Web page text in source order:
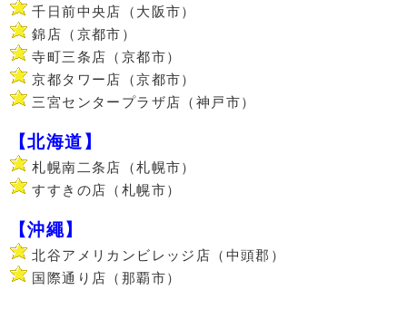
千日前中央店（大阪市）
錦店（京都市）
寺町三条店（京都市）
京都タワー店（京都市）
三宮センタープラザ店（神戸市）
【北海道】
札幌南二条店（札幌市）
すすきの店（札幌市）
【沖繩】
北谷アメリカンビレッジ店（中頭郡）
国際通り店（那覇市）